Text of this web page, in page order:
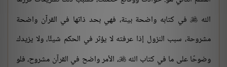
الله في كتابه واضحة بينة، فهي بحد ذاتها في القرآن واضحة
مشروحة، سبب النزول إذا عرفته لا يؤثر في الحكم شيئًا، ولا يزيدك
وضوحًا على ما في كتاب الله، الأمر واضح في القرآن مشروح، فلو